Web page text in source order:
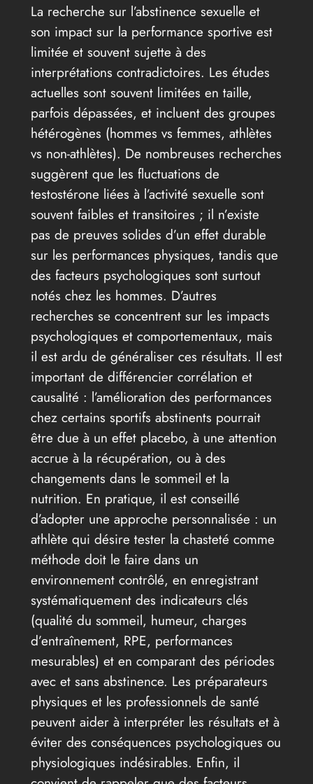
La recherche sur l’abstinence sexuelle et
son impact sur la performance sportive est
limitée et souvent sujette à des
interprétations contradictoires. Les études
actuelles sont souvent limitées en taille,
parfois dépassées, et incluent des groupes
hétérogènes (hommes vs femmes, athlètes
vs non-athlètes). De nombreuses recherches
suggèrent que les fluctuations de
testostérone liées à l’activité sexuelle sont
souvent faibles et transitoires ; il n’existe
pas de preuves solides d’un effet durable
sur les performances physiques, tandis que
des facteurs psychologiques sont surtout
notés chez les hommes. D’autres
recherches se concentrent sur les impacts
psychologiques et comportementaux, mais
il est ardu de généraliser ces résultats. Il est
important de différencier corrélation et
causalité : l’amélioration des performances
chez certains sportifs abstinents pourrait
être due à un effet placebo, à une attention
accrue à la récupération, ou à des
changements dans le sommeil et la
nutrition. En pratique, il est conseillé
d’adopter une approche personnalisée : un
athlète qui désire tester la chasteté comme
méthode doit le faire dans un
environnement contrôlé, en enregistrant
systématiquement des indicateurs clés
(qualité du sommeil, humeur, charges
d’entraînement, RPE, performances
mesurables) et en comparant des périodes
avec et sans abstinence. Les préparateurs
physiques et les professionnels de santé
peuvent aider à interpréter les résultats et à
éviter des conséquences psychologiques ou
physiologiques indésirables. Enfin, il